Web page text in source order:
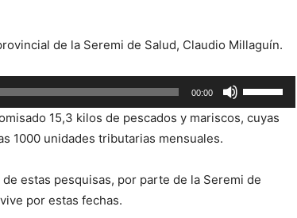
de la Seremi de Salud, Claudio Millaguín.
00:00
las
teclas
arriba/abajo
15,3 kilos de pescados y mariscos, cuyas
1000 unidades tributarias mensuales.
estas pesquisas, por parte de la Seremi de
por estas fechas.